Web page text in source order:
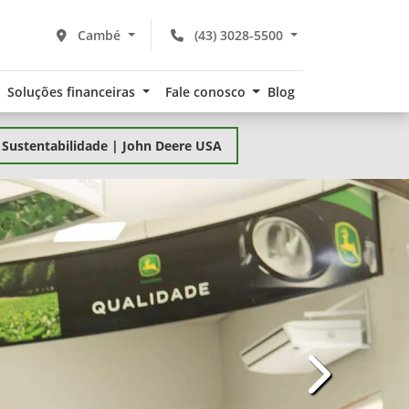
(43) 3028-5500
Cambé
Soluções financeiras Fale conosco Blog
Sustentabilidade | John Deere USA